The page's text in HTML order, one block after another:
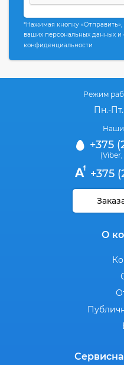
*Нажимая кнопку «Отправить»,
ваших персональных данных и
конфиденциальности
Режим
Пн.-Пт.
Наши
+375
(Viber
+375
О